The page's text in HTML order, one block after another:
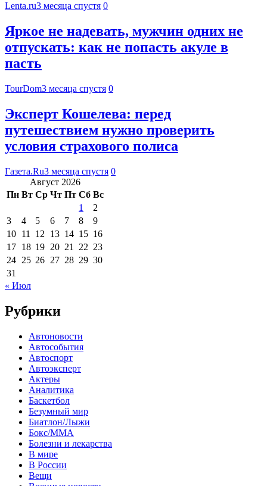
Lenta.ru3 месяца спустя 0
Яркое не надевать, мужчин одних не
отпускать: как не попасть акуле в
пасть
TourDom3 месяца спустя 0
Эксперт Кошелева: перед
путешествием нужно проверить
условия страхового полиса
Газета.Ru3 месяца спустя 0
Август 2026
Пн Вт Ср Чт Пт Сб Вс
1
2
3
4 5 6 7 8
9
10 11 12 13 14 15 16
17 18 19 20 21 22 23
24 25 26 27 28 29 30
31
« Июл
Рубрики
Автоновости
Автособытия
Автоспорт
Автоэксперт
Актеры
Аналитика
Баскетбол
Безумный мир
Биатлон/Лыжи
Бокс/MMA
Болезни и лекарства
В мире
В России
Вещи